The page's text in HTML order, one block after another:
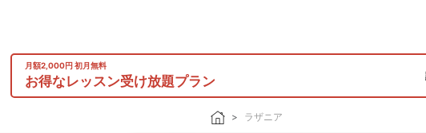
月額2,000円 初月無料
お得なレッスン受け放題プラン
ラザニア